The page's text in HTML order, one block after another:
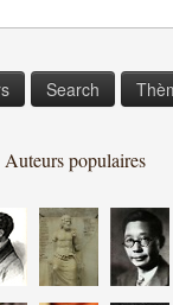
Search
Auteurs populaires